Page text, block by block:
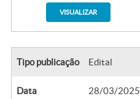
VISUALIZAR
Tipo publicação Edital
Data 28/03/2025